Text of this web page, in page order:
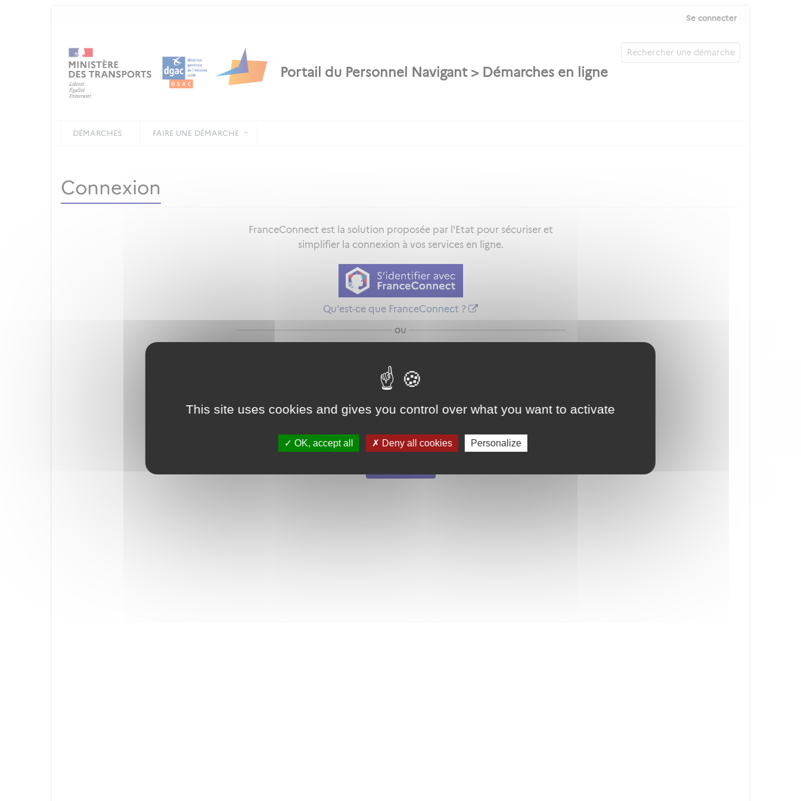
This site uses cookies and gives you control over what you want to activate
OK, accept all Deny all cookies Personalize
Se connecter
DÉMARCHES FAIRE UNE DÉMARCHE
Connexion
FranceConnect est la solution proposée par l'Etat pour sécuriser et
simplifier la connexion à vos services en ligne.
Qu'est-ce que FranceConnect ?
ou
Mot de passe
oublié ?
Je crée mon
compte